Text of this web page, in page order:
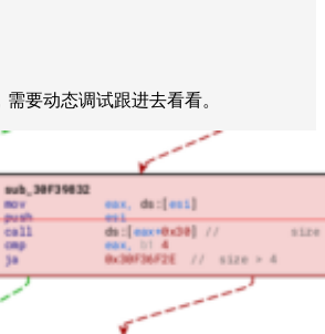
需要动态调试跟进去看看。